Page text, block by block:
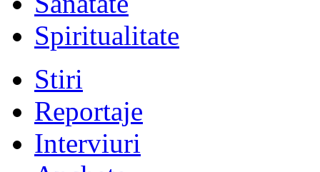
Spiritualitate
Stiri
Reportaje
Interviuri